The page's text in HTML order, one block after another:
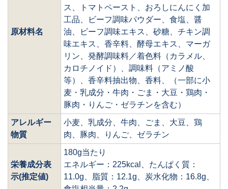
原材料名
ス、トマトペースト、おろしにんにく加
工品、ビーフ調味パウダー、食塩、醤
油、ビーフ調味エキス、砂糖、チキン調
味エキス、香辛料、酵母エキス、マーガ
リン、発酵調味料／着色料（カラメル、
カロチノイド）、調味料（アミノ酸
等）、香辛料抽出物、香料、（一部に小
麦・乳成分・牛肉・ごま・大豆・鶏肉・
豚肉・りんご・ゼラチンを含む）
アレルギー
物質
小麦、乳成分、牛肉、ごま、大豆、鶏
肉、豚肉、りんご、ゼラチン
栄養成分表
示(推定値)
180g当たり
エネルギー：225kcal、たんぱく質：
11.0g、脂質：12.1g、炭水化物：16.8g、